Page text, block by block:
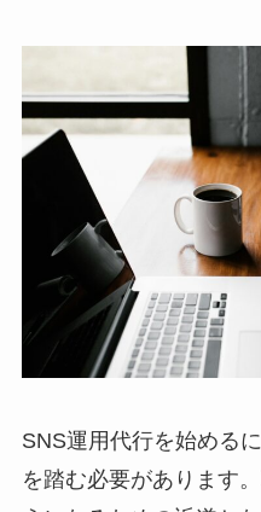
SNS運用代行を始める
を踏む必要があります